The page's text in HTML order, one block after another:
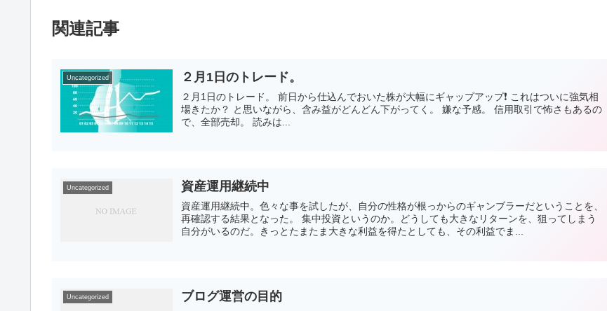
関連記事
Uncategorized ２月1日のトレード。
２月1日のトレード。 前日から仕込んでおいた株が大幅にギャップアップ❗ これはついに強気相
場きたか？ と思いながら、含み益がどんどん下がってく。 嫌な予感。 信用取引で怖さもあるの
で、全部売却。 読みは...
Uncategorized 資産運用継続中
資産運用継続中。色々な事を試したが、自分の性格が根っからのギャンブラーだということを、
再確認する結果となった。 集中投資というのか。どうしても大きなリターンを、狙ってしまう
自分がいるのだ。きっとたまたま大きな利益を得たとしても、その利益でま...
Uncategorized ブログ運営の目的